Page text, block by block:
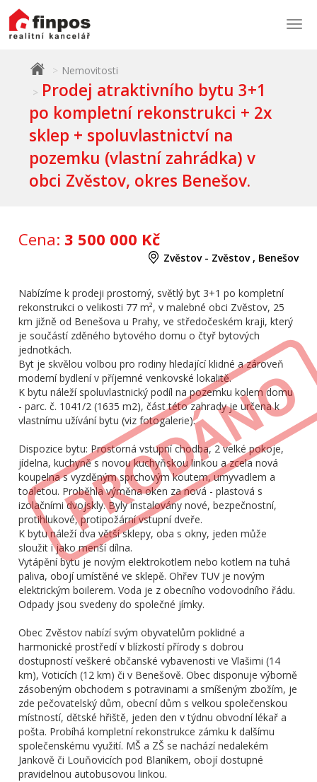
Nemovitosti
Prodej atraktivního bytu 3+1
po kompletní rekonstrukci + 2x
sklep + spoluvlastnictví na
pozemku (vlastní zahrádka) v
obci Zvěstov, okres Benešov.
Cena: 3 500 000 Kč
Zvěstov - Zvěstov , Benešov
Nabízíme k prodeji prostorný, světlý byt 3+1 po kompletní
rekonstrukci o velikosti 77 m², v malebné obci Zvěstov, 25
km jižně od Benešova u Prahy, ve středočeském kraji, který
je součástí zděného bytového domu o čtyř bytových
jednotkách.
Byt je skvělou volbou pro rodiny hledající klidné a zároveň
moderní bydlení v příjemné venkovské lokalitě.
K bytu náleží spoluvlastnický podíl na pozemku kolem domu
- parc. č. 1041/2 (1635 m2), část této zahrady je určena k
vlastnímu užívání bytu (viz fotogalerie).
Dispozice bytu: Prostorná vstupní chodba, 2 velké pokoje,
jídelna, kuchyně s novou kuchyňskou linkou a zcela nová
koupelna s vyzděným sprchovým koutem, umyvadlem a
toaletou. Proběhla výměna oken za nová - plastová s
izolačními dvojskly. Byly instalovány nové, bezpečnostní,
protihlukové, protipožární vstupní dveře.
K bytu náleží dva větší sklepy, oba s okny, jeden může
sloužit i jako menší dílna.
Vytápění bytu je novým elektrokotlem nebo kotlem na tuhá
paliva, obojí umístěné ve sklepě. Ohřev TUV je novým
elektrickým boilerem. Voda je z obecního vodovodního řádu.
Odpady jsou svedeny do společné jímky.
Obec Zvěstov nabízí svým obyvatelům poklidné a
harmonické prostředí v blízkostí přírody s dobrou
dostupností veškeré občanské vybavenosti ve Vlašimi (14
km), Voticích (12 km) či v Benešově. Obec disponuje výborně
zásobeným obchodem s potravinami a smíšeným zbožím, je
zde pečovatelský dům, obecní dům s velkou společenskou
místností, dětské hřiště, jeden den v týdnu obvodní lékař a
pošta. Probíhá kompletní rekonstrukce zámku k dalšímu
společenskému využití. MŠ a ZŠ se nachází nedalekém
Jankově či Louňovicích pod Blaníkem, obojí dostupné
pravidelnou autobusovou linkou.